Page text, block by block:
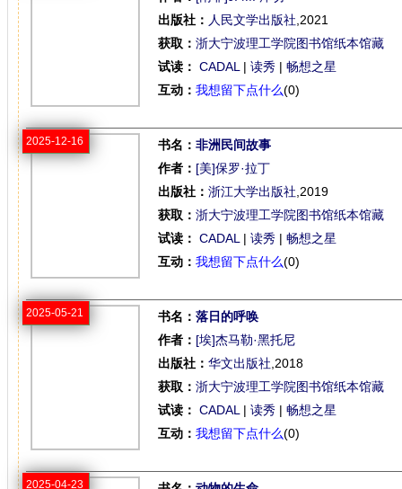
出版社： 人民文学出版社 ,2021
获取： 浙大宁波理工学院图书馆纸本馆藏
试读： CADAL | 读秀 | 畅想之星
互动： 我想留下点什么(0)
2025-12-16 书名： 非洲民间故事
作者： [美]保罗·拉丁
出版社： 浙江大学出版社 ,2019
获取： 浙大宁波理工学院图书馆纸本馆藏
试读： CADAL | 读秀 | 畅想之星
互动： 我想留下点什么(0)
2025-05-21 书名： 落日的呼唤
作者： [埃]杰马勒·黑托尼
出版社： 华文出版社 ,2018
获取： 浙大宁波理工学院图书馆纸本馆藏
试读： CADAL | 读秀 | 畅想之星
互动： 我想留下点什么(0)
2025-04-23